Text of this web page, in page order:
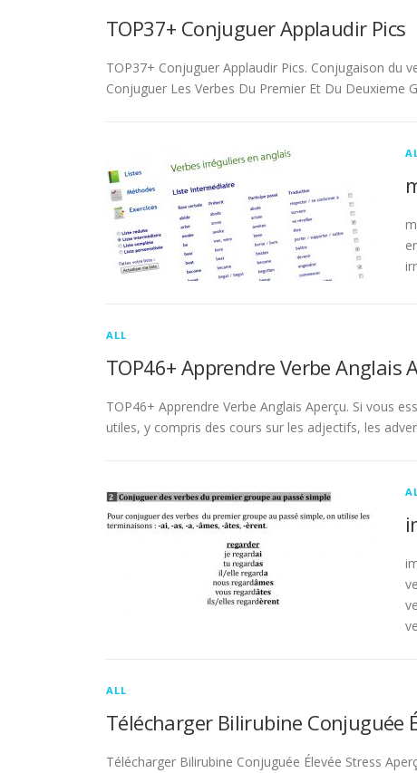
TOP37+ Conjuguer Applaudir Pics
TOP37+ Conjuguer Applaudir Pics. Conjugaison du
Conjuguer Les Verbes Du Premier Et Du Deuxieme
ALL
TOP46+ Apprendre Verbe Anglais
TOP46+ Apprendre Verbe Anglais Aperçu. Si vous
utiles, y compris des cours sur les adjectifs, les
ALL
Télécharger Bilirubine Conjuguée
Télécharger Bilirubine Conjuguée Élevée Stress